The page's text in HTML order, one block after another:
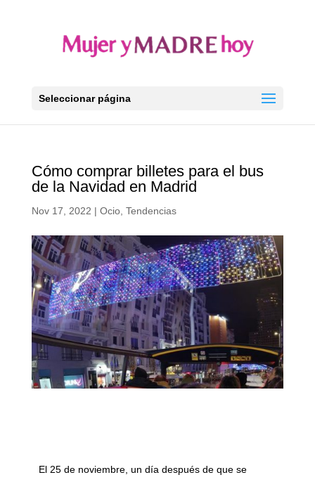
Seleccionar página
Cómo comprar billetes para el bus
de la Navidad en Madrid
Nov 17, 2022 | Ocio, Tendencias
El 25 de noviembre, un día después de que se